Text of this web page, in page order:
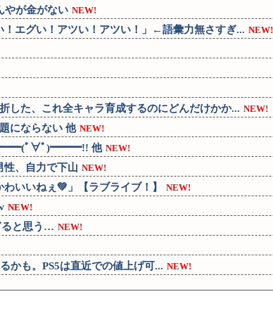
やが金がない NEW!
エグい！アツい！アツい！」←語彙力無さすぎ... NEW!
した、これ全キャラ育成するのにどんだけかか... NEW!
にならない 他 NEW!
ﾀ━━━(ﾟ∀ﾟ)━━━!! 他 NEW!
性、自力で下山 NEW!
いいねぇ💚」【ラブライブ！】 NEW!
NEW!
ると思う… NEW!
かも。PS5は直近での値上げ可... NEW!